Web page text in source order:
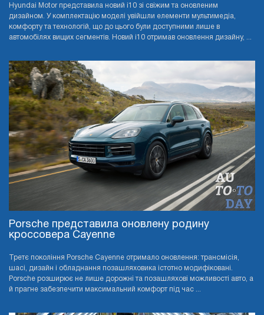
Hyundai Motor представила новий i10 зі свіжим та оновленим
дизайном. У комплектацію моделі увійшли елементи мультимедіа,
комфорту та технологій, що до цього були доступними лише в
автомобілях вищих сегментів. Новий i10 отримав оновлення дизайну, ...
Porsche представила оновлену родину
кроссовера Cayenne
Третє покоління Porsche Cayenne отримало оновлення: трансмісія,
шасі, дизайн і обладнання позашляховика істотно модифіковані.
Porsche розширює не лише дорожні та позашляхові можливості авто, а
й прагне забезпечити максимальний комфорт під час ...